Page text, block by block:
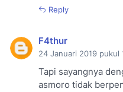
Reply
F4thur
24 Januari 2019 pukul
Tapi sayangnya
asmoro tidak